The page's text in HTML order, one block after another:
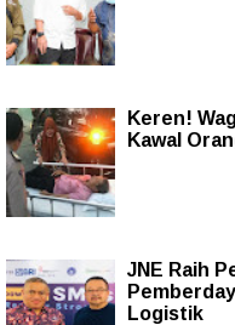
Keren!
Kawal
JNE Raih
Logistik